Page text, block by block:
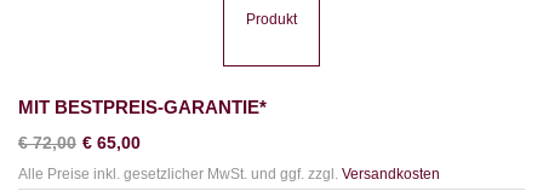
Produkt
MIT BESTPREIS-GARANTIE*
€72,00 € 65,00
Alle Preise inkl. gesetzlicher MwSt. und ggf. zzgl. Versandkosten